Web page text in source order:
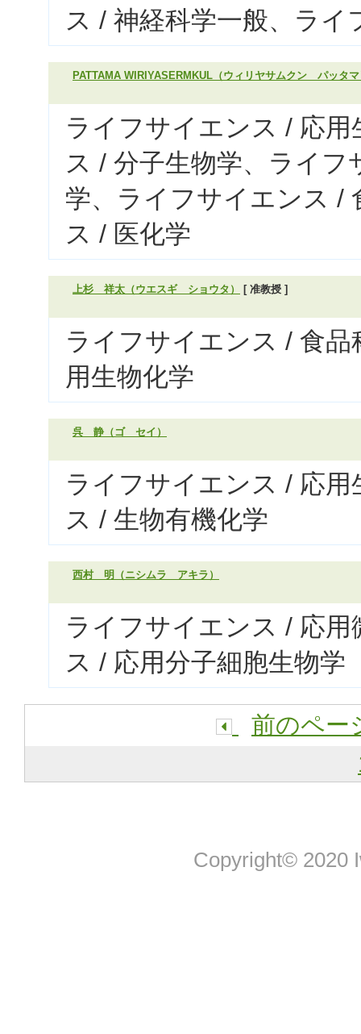
ス / 神経科学一般、ラ
PATTAMA WIRIYASERMKUL（ウィリヤサムクン パッタ
ライフサイエンス / 応
ス / 分子生物学、ライ
学、ライフサイエンス /
ス / 医化学
上杉 祥太（ウエスギ ショウタ） [ 准教授 ]
ライフサイエンス / 食
用生物化学
呉 静（ゴ セイ）
ライフサイエンス / 応
ス / 生物有機化学
西村 明（ニシムラ アキラ）
ライフサイエンス / 応
ス / 応用分子細胞生物学
前のペー
Copyright© 2020